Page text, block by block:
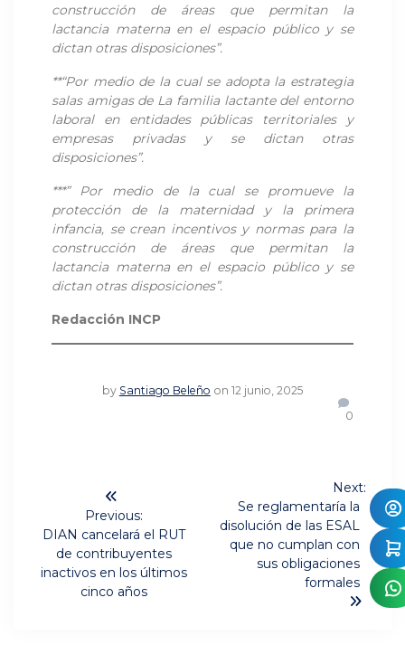
construcción de áreas que permitan la
lactancia materna en el espacio público y se
dictan otras disposiciones”.
**“Por medio de la cual se adopta la estrategia
salas amigas de La familia lactante del entorno
laboral en entidades públicas territoriales y
empresas privadas y se dictan otras
disposiciones”.
***”
Por medio de la cual se promueve la
protección de la maternidad y la primera
infancia, se crean incentivos y normas para la
construcción de áreas que permitan la
lactancia materna en el espacio público y se
dictan otras disposiciones”.
Redacción INCP
by Santiago Beleño on 12 junio, 2025
0
entradas
Previous:
Previous
post:
DIAN cancelará el RUT
de contribuyentes
inactivos en los últimos
cinco años
Next:
Next
post:
Se reglamentaría la
disolución de las ESAL
que no cumplan con
sus obligaciones
formales